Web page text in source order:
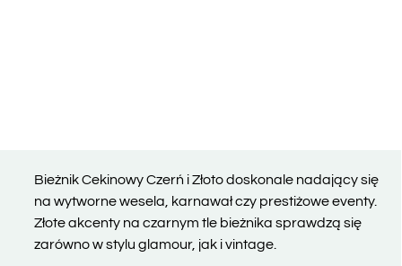
Bieżnik Cekinowy Czerń i Złoto doskonale nadający się
na wytworne wesela, karnawał czy prestiżowe eventy.
Złote akcenty na czarnym tle bieżnika sprawdzą się
zarówno w stylu glamour, jak i vintage.